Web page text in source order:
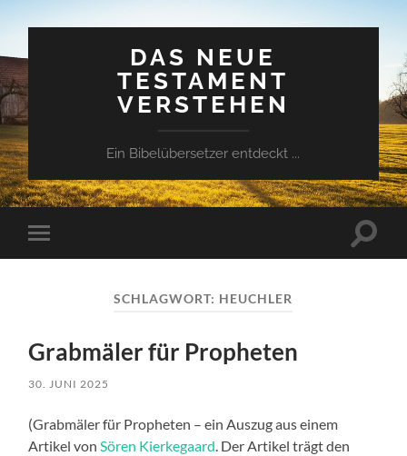
DAS NEUE
TESTAMENT
VERSTEHEN
Ein Bibelübersetzer entdeckt ...
Mobile-
Menü
SCHLAGWORT: HEUCHLER
Grabmäler für Propheten
30. JUNI 2025
(Grabmäler für Propheten – ein Auszug aus einem
Artikel vonSören Kierkegaard. Der Artikel trägt den